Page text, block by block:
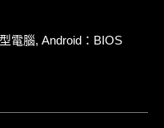
電腦, Android：BIOS